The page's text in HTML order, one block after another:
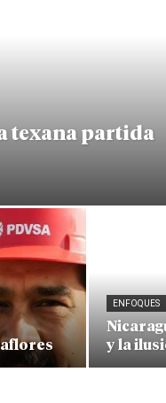
texana partida
ENFOQUES
y la